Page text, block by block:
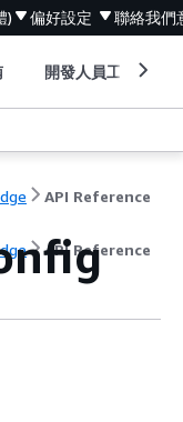
) 偏好設定 聯絡我們
開發人員工具
API Reference
API Reference